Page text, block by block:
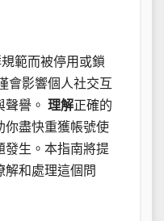
範而被停用或鎖
會影響個人社交互
譽。 理解正確的
你盡快重獲帳號使
發生。本指南將提
解和處理這個問